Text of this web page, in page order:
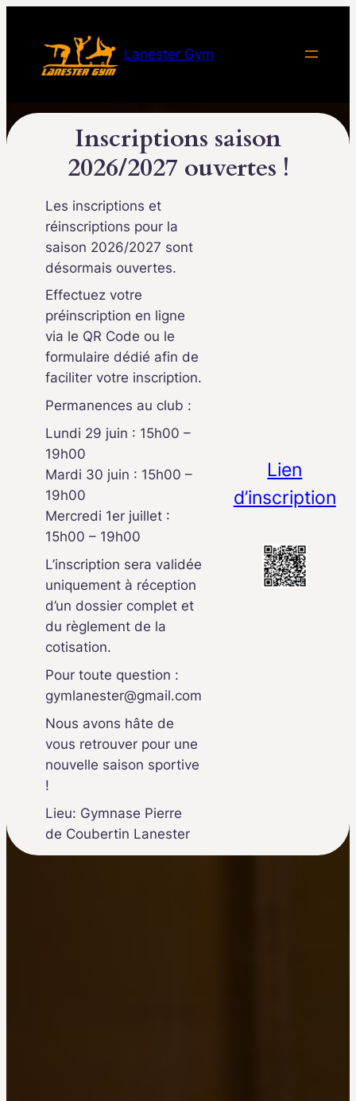
contenu
Lanester Gym
Inscriptions saison
2026/2027 ouvertes !
Les inscriptions et
réinscriptions pour la
saison 2026/2027 sont
désormais ouvertes.
Effectuez votre
préinscription en ligne
via le QR Code ou le
formulaire dédié afin de
faciliter votre inscription.
Permanences au club :
Lundi 29 juin : 15h00 –
19h00
Mardi 30 juin : 15h00 –
19h00
Mercredi 1er juillet :
15h00 – 19h00
L’inscription sera validée
uniquement à réception
d’un dossier complet et
du règlement de la
cotisation.
Pour toute question :
gymlanester@gmail.com
Nous avons hâte de
vous retrouver pour une
nouvelle saison sportive
!
Lieu: Gymnase Pierre
de Coubertin Lanester
Lien
d’inscription